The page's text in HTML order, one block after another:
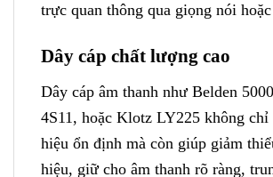
trực quan thông qua giọng nói
Dây cáp chất lượng cao
Dây cáp âm thanh như Belden
4S11, hoặc Klotz LY225 không chỉ
hiệu ổn định mà còn giúp giảm
hiệu, giữ cho âm thanh rõ ràng,